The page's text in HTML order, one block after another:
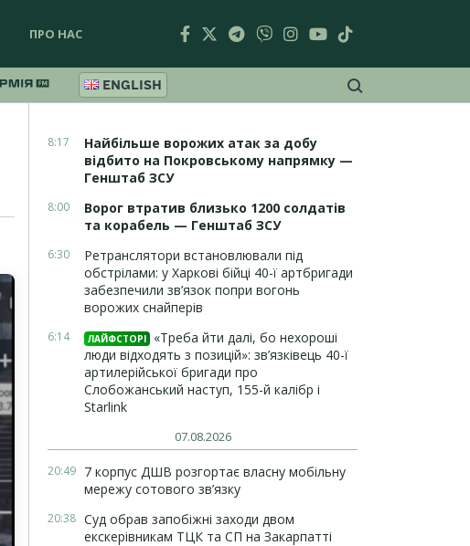
ПРО НАС
ENGLISH
8:17
Найбільше ворожих атак за добу
відбито на Покровському напрямку —
Генштаб ЗСУ
8:00
Ворог втратив близько 1200 солдатів
та корабель — Генштаб ЗСУ
6:30
Ретранслятори встановлювали під
обстрілами: у Харкові бійці 40-ї артбригади
забезпечили зв’язок попри вогонь
ворожих снайперів
6:14 ЛАЙФСТОРІ
«Треба йти далі, бо нехороші
люди відходять з позицій»: зв’язківець 40-ї
артилерійської бригади про
Слобожанський наступ, 155-й калібр і
Starlink
07.08.2026
20:49 7 корпус ДШВ розгортає власну мобільну
мережу сотового зв’язку
20:38 Суд обрав запобіжні заходи двом
екскерівникам ТЦК та СП на Закарпатті